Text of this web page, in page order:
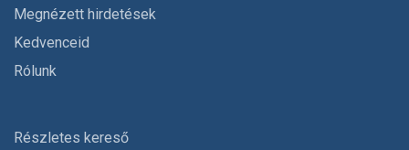
Megnézett hirdetések
Kedvenceid
Rólunk
Részletes kereső